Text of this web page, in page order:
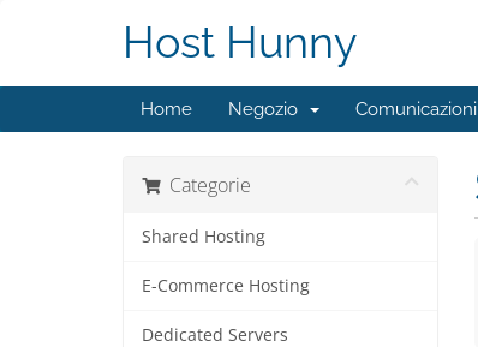
Host Hunny
Home Negozio Comunicazioni
Categorie
Shared Hosting
E-Commerce Hosting
Dedicated Servers